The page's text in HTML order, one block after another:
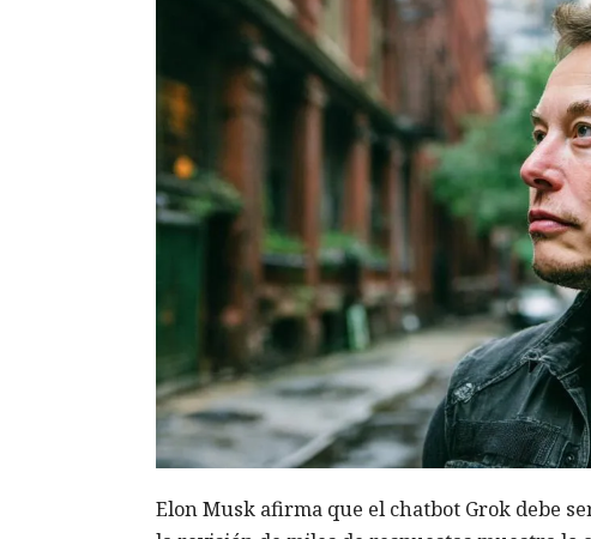
Elon Musk afirma que el chatbot Grok debe